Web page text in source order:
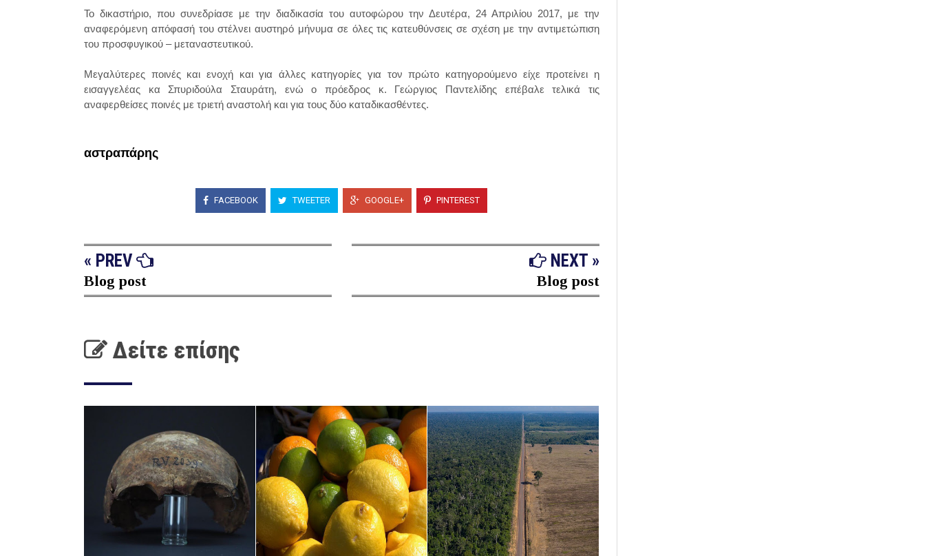
Το δικαστήριο, που συνεδρίασε με την διαδικασία του αυτοφώρου την Δευτέρα, 24 Απριλίου 2017, με την
αναφερόμενη απόφασή του στέλνει αυστηρό μήνυμα σε όλες τις κατευθύνσεις σε σχέση με την αντιμετώπιση
του προσφυγικού – μεταναστευτικού.
Μεγαλύτερες ποινές και ενοχή και για άλλες κατηγορίες για τον πρώτο κατηγορούμενο είχε προτείνει η
εισαγγελέας κα Σπυριδούλα Σταυράτη, ενώ ο πρόεδρος κ. Γεώργιος Παντελίδης επέβαλε τελικά τις
αναφερθείσες ποινές με τριετή αναστολή και για τους δύο καταδικασθέντες.
αστραπάρης
FACEBOOK TWEETER GOOGLE+ PINTEREST
« PREV
Blog post
NEXT »
Blog post
Δείτε επίσης